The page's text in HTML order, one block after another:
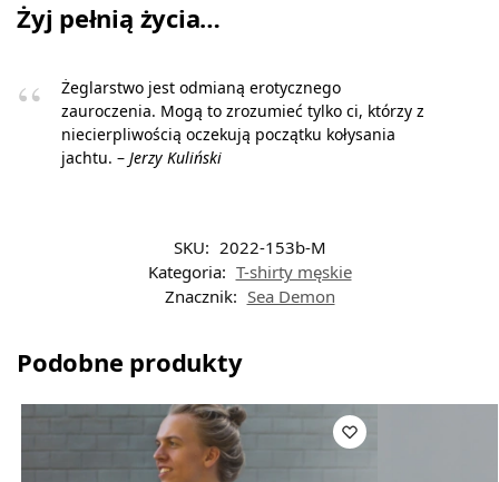
Żyj pełnią życia…
Żeglarstwo jest odmianą erotycznego
zauroczenia. Mogą to zrozumieć tylko ci, którzy z
niecierpliwością oczekują początku kołysania
jachtu. – Jerzy Kuliński
SKU: 2022-153b-M
Kategoria: T-shirty męskie
Znacznik: Sea Demon
Podobne produkty